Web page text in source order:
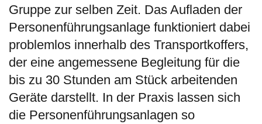
Gruppe zur selben Zeit. Das Aufladen der
Personenführungsanlage funktioniert dabei
problemlos innerhalb des Transportkoffers,
der eine angemessene Begleitung für die
bis zu 30 Stunden am Stück arbeitenden
Geräte darstellt. In der Praxis lassen sich
die Personenführungsanlagen so